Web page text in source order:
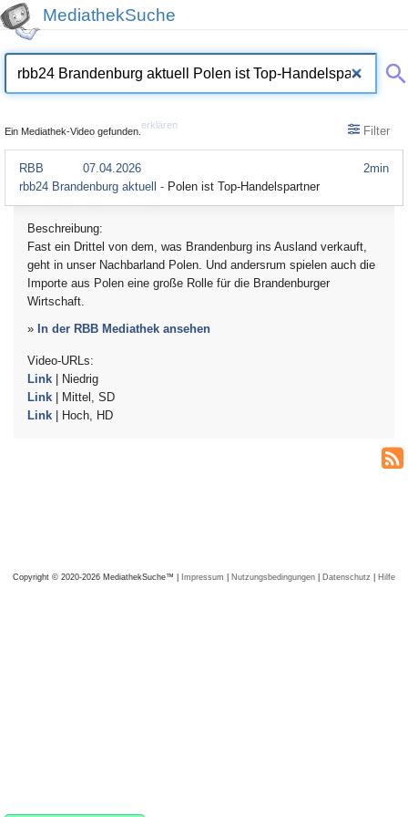
MediathekSuche
Ein Mediathek-Video gefunden.
erklären Filter
2min
RBB
07.04.2026
rbb24 Brandenburg aktuell - Polen ist Top-Handelspartner
Beschreibung:
Fast ein Drittel von dem, was Brandenburg ins Ausland verkauft,
geht in unser Nachbarland Polen. Und andersrum spielen auch die
Importe aus Polen eine große Rolle für die Brandenburger
Wirtschaft.
» In der RBB Mediathek ansehen
Video-URLs:
Link | Niedrig
Link | Mittel, SD
Link | Hoch, HD
Copyright © 2020-2026 MediathekSuche™ | Impressum | Nutzungsbedingungen | Datenschutz | Hilfe